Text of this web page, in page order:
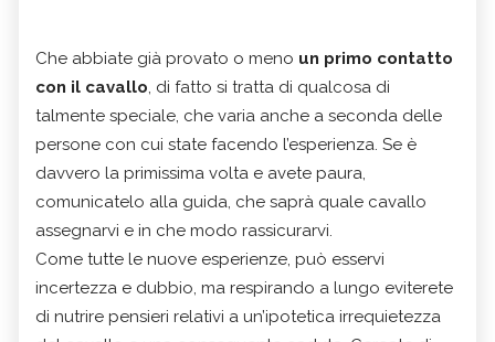
Che abbiate già provato o meno un primo contatto
con il cavallo, di fatto si tratta di qualcosa di
talmente speciale, che varia anche a seconda delle
persone con cui state facendo l’esperienza. Se è
davvero la primissima volta e avete paura,
comunicatelo alla guida, che saprà quale cavallo
assegnarvi e in che modo rassicurarvi.
Come tutte le nuove esperienze, può esservi
incertezza e dubbio, ma respirando a lungo eviterete
di nutrire pensieri relativi a un’ipotetica irrequietezza